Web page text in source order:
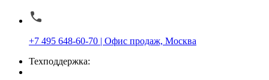
+7 495 648-60-70 | Офис продаж, Москва
Техподдержка: